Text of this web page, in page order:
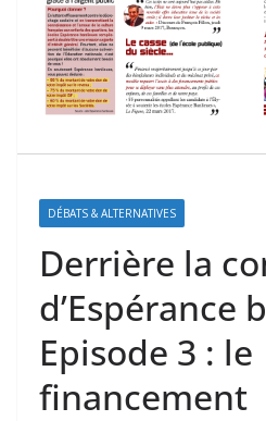
DÉBATS & ALTERNATIVES
Derrière la
d’Espérance
Episode 3 : le
financement